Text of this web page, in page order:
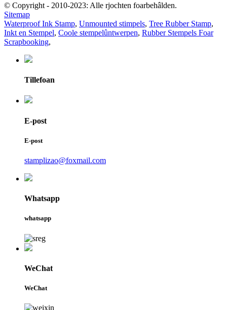
© Copyright - 2010-2023: Alle rjochten foarbehâlden.
Sitemap
Waterproof Ink Stamp, Unmounted stimpels, Tree Rubber Stamp,
Inkt en Stempel, Coole stempelûntwerpen, Rubber Stempels Foar
Scrapbooking,
Tillefoan
E-post
E-post
stamplizao@foxmail.com
Whatsapp
whatsapp
WeChat
WeChat